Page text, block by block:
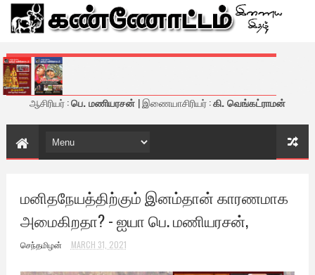
கண்ணோட்டம் - இணைய இதழ்
ஆசிரியர் :பெ. மணியரசன் | இணையாசிரியர் :கி. வெங்கட்ராமன்
மனிதநேயத்திற்கும் இனம்தான் காரணமாக
அமைகிறதா? - ஐயா பெ. மணியரசன்,
செந்தமிழன் MARCH 31, 2021